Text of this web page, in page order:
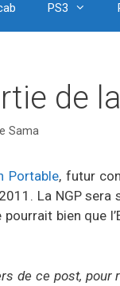
PS3
de
Sama
Portable, futur
La NGP
bien que
de ce post,